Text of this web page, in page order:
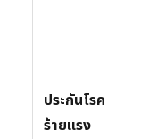
ประกันโรค
ร้ายแรง